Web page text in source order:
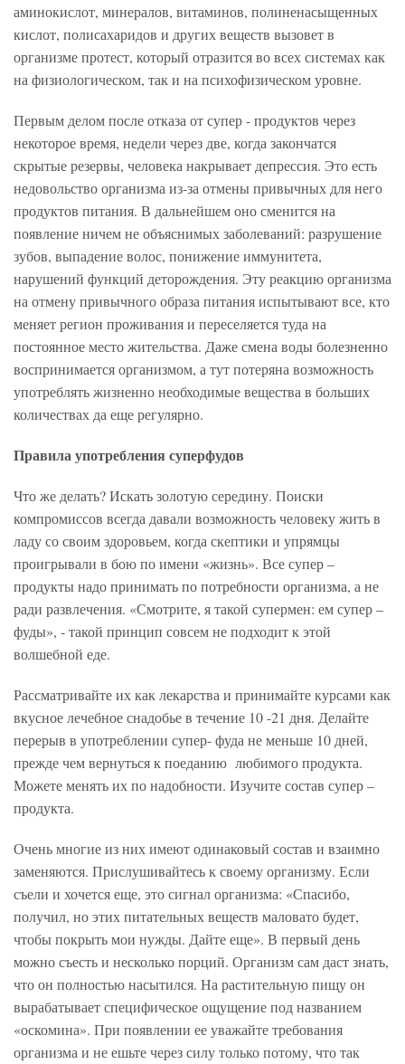
аминокислот, минералов, витаминов, полиненасыщенных
кислот, полисахаридов и других веществ вызовет в
организме протест, который отразится во всех системах как
на физиологическом, так и на психофизическом уровне.
Первым делом после отказа от супер - продуктов через
некоторое время, недели через две, когда закончатся
скрытые резервы, человека накрывает депрессия. Это есть
недовольство организма из-за отмены привычных для него
продуктов питания. В дальнейшем оно сменится на
появление ничем не объяснимых заболеваний: разрушение
зубов, выпадение волос, понижение иммунитета,
нарушений функций деторождения. Эту реакцию организма
на отмену привычного образа питания испытывают все, кто
меняет регион проживания и переселяется туда на
постоянное место жительства. Даже смена воды болезненно
воспринимается организмом, а тут потеряна возможность
употреблять жизненно необходимые вещества в больших
количествах да еще регулярно.
Правила употребления суперфудов
Что же делать? Искать золотую середину. Поиски
компромиссов всегда давали возможность человеку жить в
ладу со своим здоровьем, когда скептики и упрямцы
проигрывали в бою по имени «жизнь». Все супер –
продукты надо принимать по потребности организма, а не
ради развлечения. «Смотрите, я такой супермен: ем супер –
фуды», - такой принцип совсем не подходит к этой
волшебной еде.
Рассматривайте их как лекарства и принимайте курсами как
вкусное лечебное снадобье в течение 10 -21 дня. Делайте
перерыв в употреблении супер- фуда не меньше 10 дней,
прежде чем вернуться к поеданию любимого продукта.
Можете менять их по надобности. Изучите состав супер –
продукта.
Очень многие из них имеют одинаковый состав и взаимно
заменяются. Прислушивайтесь к своему организму. Если
съели и хочется еще, это сигнал организма: «Спасибо,
получил, но этих питательных веществ маловато будет,
чтобы покрыть мои нужды. Дайте еще». В первый день
можно съесть и несколько порций. Организм сам даст знать,
что он полностью насытился. На растительную пищу он
вырабатывает специфическое ощущение под названием
«оскомина». При появлении ее уважайте требования
организма и не ешьте через силу только потому, что так